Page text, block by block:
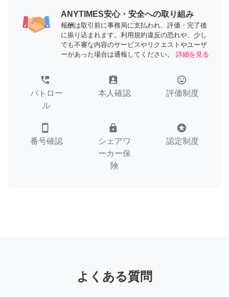
ANYTIMES安心・安全への取り組み
報酬は取引前に事務局に支払われ、評価・完了後
に振り込まれます。利用規約違反の恐れや、少し
でも不審な内容のサービスやリクエストやユーザ
ーがあった場合は通報してください。
詳細を見る
perm_phone_msg
パトロー
ル
assignment_ind
本人確認
tag_faces
評価制度
smartphone
番号確認
lock
シェアワ
ーカー保
険
stars
認定制度
よくある質問